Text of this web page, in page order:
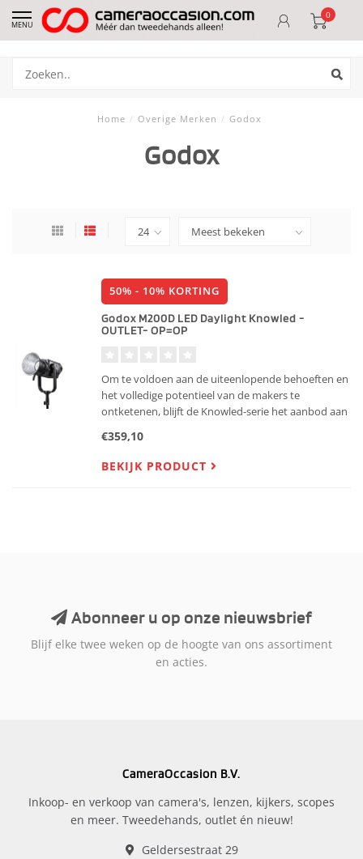
MENU
0
Home / Overige Merken / Godox
Godox
50% - 10% KORTING
Godox M200D LED Daylight Knowled -
OUTLET- OP=OP
Om te voldoen aan de uiteenlopende behoeften en
het volledige potentieel van de makers te
ontketenen, blijft de Knowled-serie het aanbod aan
De M200D brengt jou alle mogelijkheden in video
productie, indie
€359,10
BEKIJK PRODUCT
Abonneer u op onze nieuwsbrief
Blijf elke twee weken op de hoogte van ons assortiment
en acties.
CameraOccasion B.V.
Inkoop- en verkoop van camera's, lenzen, kijkers, scopes
en meer. Tweedehands, outlet én nieuw!
Geldersestraat 29